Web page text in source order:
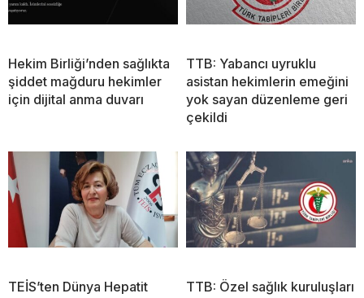
Hekim Birliği’nden sağlıkta
şiddet mağduru hekimler
için dijital anma duvarı
TTB: Yabancı uyruklu
asistan hekimlerin emeğini
yok sayan düzenleme geri
çekildi
TEİS’ten Dünya Hepatit
TTB: Özel sağlık kuruluşları